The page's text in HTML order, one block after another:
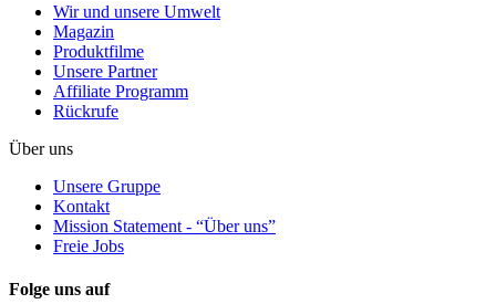
Wir und unsere Umwelt
Magazin
Produktfilme
Unsere Partner
Affiliate Programm
Rückrufe
Über uns
Unsere Gruppe
Kontakt
Mission Statement - “Über uns”
Freie Jobs
Folge uns auf